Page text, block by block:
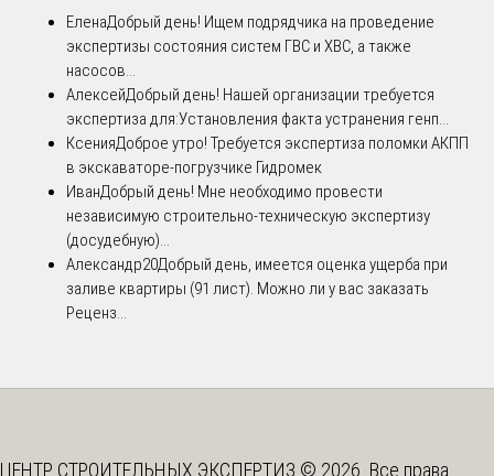
ЕленаДобрый день! Ищем подрядчика на проведение
экспертизы состояния систем ГВС и ХВС, а также
насосов...
АлексейДобрый день! Нашей организации требуется
экспертиза для:Установления факта устранения генп...
КсенияДоброе утро! Требуется экспертиза поломки АКПП
в экскаваторе-погрузчике Гидромек
ИванДобрый день! Мне необходимо провести
независимую строительно-техническую экспертизу
(досудебную)...
Александр20Добрый день, имеется оценка ущерба при
заливе квартиры (91 лист). Можно ли у вас заказать
Реценз...
ЦЕНТР СТРОИТЕЛЬНЫХ ЭКСПЕРТИЗ © 2026. Все права